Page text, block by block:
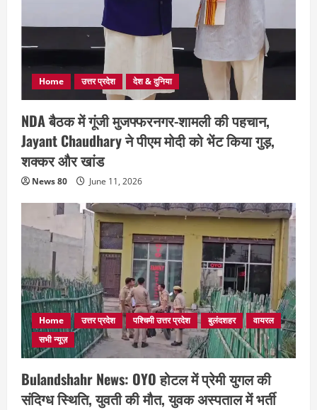
Home उत्तर प्रदेश देश & दुनिया
NDA बैठक में गूंजी मुजफ्फरनगर-शामली की पहचान,
Jayant Chaudhary ने पीएम मोदी को भेंट किया गुड़,
शक्कर और खांड
News 80 June 11, 2026
Home उत्तर प्रदेश पश्चिमी उत्तर प्रदेश बुलंदशहर
वायरल
सभी न्यूज़
Bulandshahr News: OYO होटल में प्रेमी युगल की
संदिग्ध स्थिति, युवती की मौत, युवक अस्पताल में भर्ती